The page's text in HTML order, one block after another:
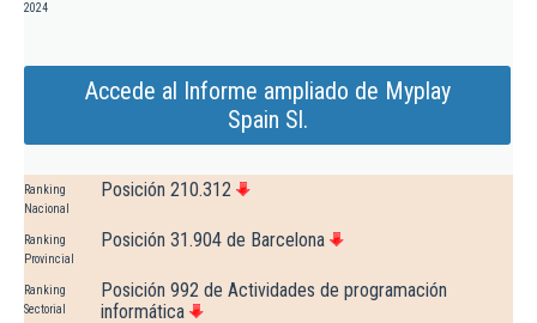
2024
Accede al Informe ampliado de Myplay
Spain Sl.
Ranking
Nacional
Posición 210.312
Ranking
Provincial
Posición 31.904 de Barcelona
Ranking
Sectorial
Posición 992 de Actividades de programación
informática